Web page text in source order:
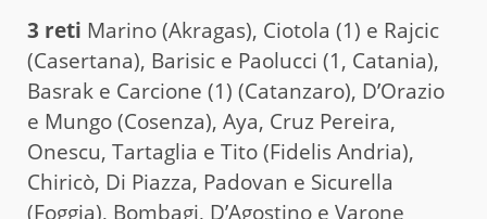
3 reti Marino (Akragas), Ciotola (1) e Rajcic
(Casertana), Barisic e Paolucci (1, Catania),
Basrak e Carcione (1) (Catanzaro), D’Orazio
e Mungo (Cosenza), Aya, Cruz Pereira,
Onescu, Tartaglia e Tito (Fidelis Andria),
Chiricò, Di Piazza, Padovan e Sicurella
(Foggia), Bombagi, D’Agostino e Varone